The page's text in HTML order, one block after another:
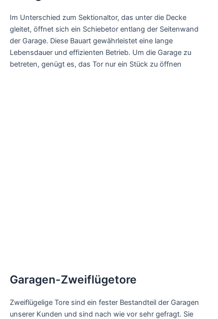
Im Unterschied zum Sektionaltor, das unter die Decke
gleitet, öffnet sich ein Schiebetor entlang der Seitenwand
der Garage. Diese Bauart gewährleistet eine lange
Lebensdauer und effizienten Betrieb. Um die Garage zu
betreten, genügt es, das Tor nur ein Stück zu öffnen
Garagen-Zweiflügetore
Zweiflügelige Tore sind ein fester Bestandteil der Garagen
unserer Kunden und sind nach wie vor sehr gefragt. Sie